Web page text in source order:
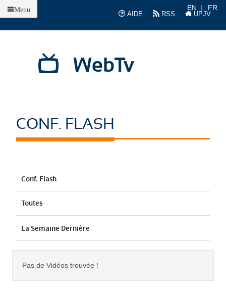
AIDE
RSS UPJV
EN FR
WebTv
Menu
CONF. FLASH
Conf. Flash
Toutes
La Semaine Dernière
Pas de Vidéos trouvée !